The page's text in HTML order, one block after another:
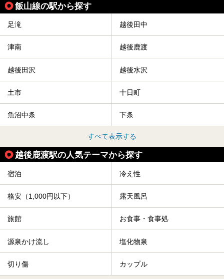
飯山線の駅から探す
足滝 越後田中
津南 越後鹿渡
越後田沢 越後水沢
土市 十日町
魚沼中条 下条
すべて表示する
越後鹿渡駅の人気テーマから探す
宿泊 冷え性
格安（1,000円以下） 露天風呂
旅館 お食事・食事処
源泉かけ流し 塩化物泉
切り傷 カップル